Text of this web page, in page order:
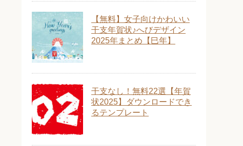
【無料】女子向けかわいい
干支年賀状♪へびデザイン
2025年まとめ【巳年】
干支なし！無料22選【年賀
状2025】ダウンロードでき
るテンプレート